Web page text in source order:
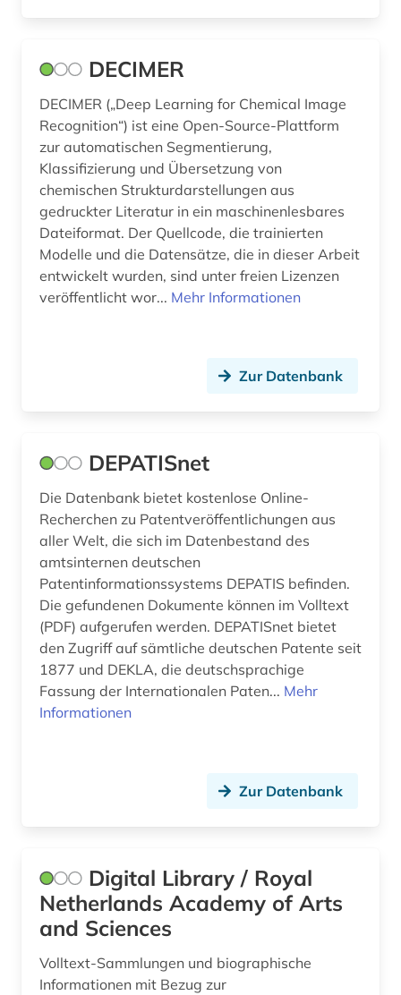
weltliteratur (1)
wirtschaftswissenschaften (3)
wissenschaft (3)
wissenschaftler (1)
wissenschaftliche einrichtung (1)
wissenschaftlicher text (1)
wissenschaftsentwicklung (1)
wissenschaftspublizistik (1)
wörterbuch (1)
zeitschrift (2)
zitatenanalyse (2)
öffentliche forschung (1)
ökologie (1)
önormen (1)
österreich (1)
DECIMER
DECIMER („Deep Learning for Chemical Image
Recognition“) ist eine Open-Source-Plattform
zur automatischen Segmentierung,
Klassifizierung und Übersetzung von
chemischen Strukturdarstellungen aus
gedruckter Literatur in ein maschinenlesbares
Dateiformat. Der Quellcode, die trainierten
Modelle und die Datensätze, die in dieser Arbeit
entwickelt wurden, sind unter freien Lizenzen
veröffentlicht wor... Mehr Informationen
Zur Datenbank
DEPATISnet
Die Datenbank bietet kostenlose Online-
Recherchen zu Patentveröffentlichungen aus
aller Welt, die sich im Datenbestand des
amtsinternen deutschen
Patentinformationssystems DEPATIS befinden.
Die gefundenen Dokumente können im Volltext
(PDF) aufgerufen werden. DEPATISnet bietet
den Zugriff auf sämtliche deutschen Patente seit
1877 und DEKLA, die deutschsprachige
Fassung der Internationalen Paten... Mehr
Informationen
Zur Datenbank
Digital Library / Royal
Netherlands Academy of Arts
and Sciences
Volltext-Sammlungen und biographische
Informationen mit Bezug zur